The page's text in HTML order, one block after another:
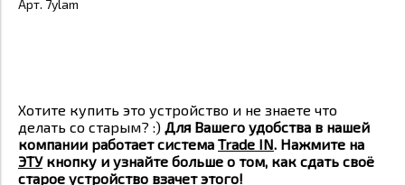
Арт. 7ylam
Хотите купить это устройство и не знаете что
делать со старым? :) Для Вашего удобства в нашей
компании работает система Trade IN. Нажмите на
ЭТУкнопку и узнайте больше о том, как сдать своё
старое устройство взачет этого!